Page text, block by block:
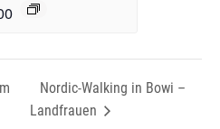
Nordic-Walking in Bowi –
Landfrauen